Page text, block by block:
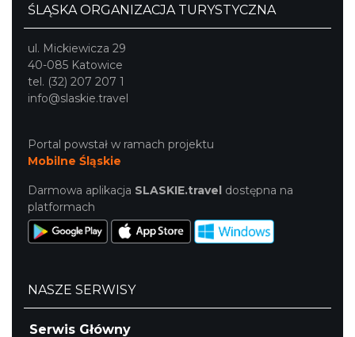
ŚLĄSKA ORGANIZACJA TURYSTYCZNA
ul. Mickiewicza 29
40-085 Katowice
tel. (32) 207 207 1
info@slaskie.travel
Portal powstał w ramach projektu
Mobilne Śląskie
Darmowa aplikacja SLASKIE.travel dostępna na
platformach
NASZE SERWISY
Serwis Główny